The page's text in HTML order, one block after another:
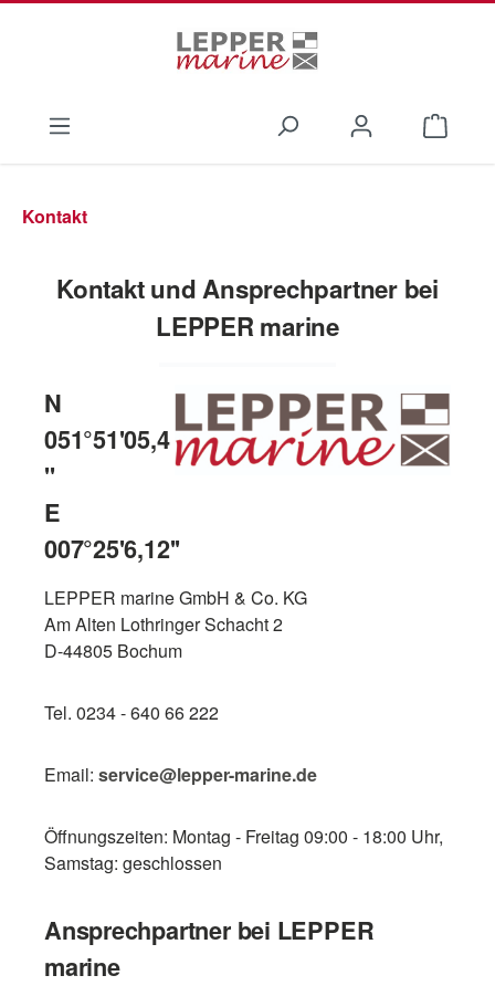
Kontakt
Kontakt und Ansprechpartner bei
LEPPER marine
N
051°51'05,4
''
E
007°25'6,12''
LEPPER marine GmbH & Co. KG
Am Alten Lothringer Schacht 2
D-44805 Bochum
Tel. 0234 - 640 66 222
Email: service@lepper-marine.de
Öffnungszeiten: Montag - Freitag 09:00 - 18:00 Uhr,
Samstag: geschlossen
Ansprechpartner bei LEPPER
marine